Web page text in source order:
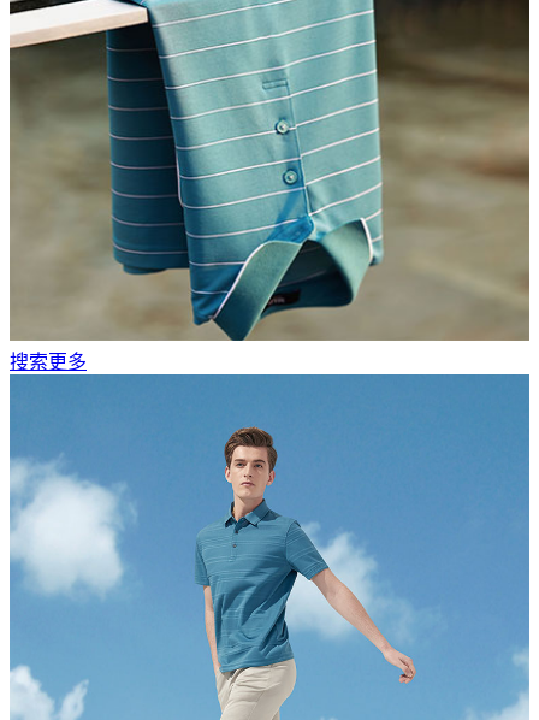
搜索更多